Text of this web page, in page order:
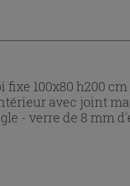
fixe 100x80 h200
avec joint
- verre de 8 mm